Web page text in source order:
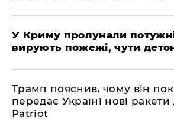
У Криму пролунали
вирують пожежі, чути
Трамп пояснив, чому він
передає Україні нові
Patriot